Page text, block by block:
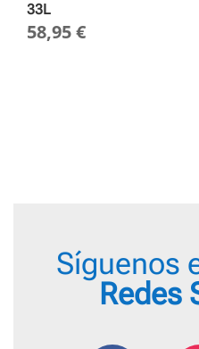
33L
58,95€
Síguenos
Redes